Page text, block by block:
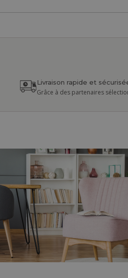
Livraison rapide et
Grâce à des partenaires